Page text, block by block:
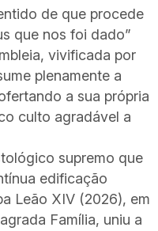
de que procede
que nos foi dado”
vivificada por
plenamente a
a sua própria
culto agradável a
supremo que
edificação
Leão XIV (2026), em
Família, uniu a